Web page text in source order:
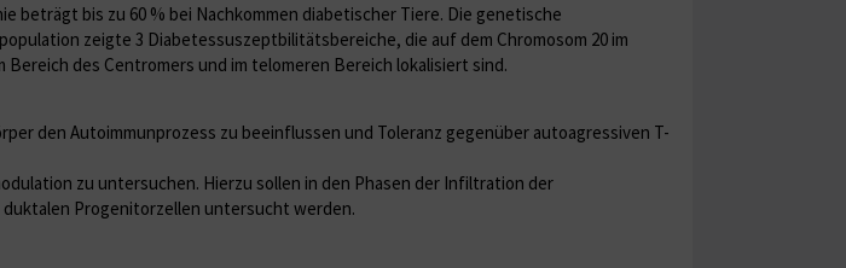
beträgt bis zu 60 % bei Nachkommen diabetischer Tiere. Die genetische
zeigte 3 Diabetessuszeptbilitätsbereiche, die auf dem Chromosom 20 im
des Centromers und im telomeren Bereich lokalisiert sind.
den Autoimmunprozess zu beeinflussen und Toleranz gegenüber autoagressiven T-
zu untersuchen. Hierzu sollen in den Phasen der Infiltration der
Progenitorzellen untersucht werden.